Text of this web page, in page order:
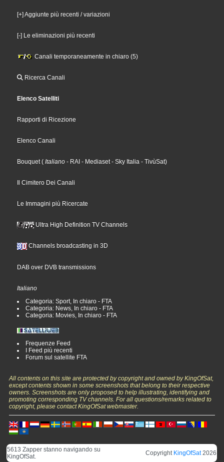
[+] Aggiunte più recenti / variazioni
[-] Le eliminazioni più recenti
Canali temporaneamente in chiaro (5)
Ricerca Canali
Elenco Satelliti
Rapporti di Ricezione
Elenco Canali
Bouquet ( Italiano - RAI - Mediaset - Sky Italia - TivùSat)
Il Cimitero Dei Canali
Le Immagini più Ricercate
Ultra High Definition TV Channels
Channels broadcasting in 3D
DAB over DVB transmissions
Italiano
Categoria: Sport, In chiaro - FTA
Categoria: News, In chiaro - FTA
Categoria: Movies, In chiaro - FTA
Frequenze Feed
I Feed più recenti
Forum sul satellite FTA
All contents on this site are protected by copyright and owned by KingOfSat,
except contents shown in some screenshots that belong to their respective
owners. Screenshots are only proposed to help illustrating, identifying and
promoting corresponding TV channels. For all questions/remarks related to
copyright, please contact KingOfSat webmaster.
5613 Zapper stanno navigando su
KingOfSat.
Copyright KingOfSat2026